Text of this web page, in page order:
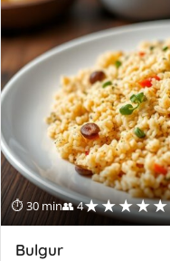
⏱ 30 min👥 4★★★★★
Bulgur